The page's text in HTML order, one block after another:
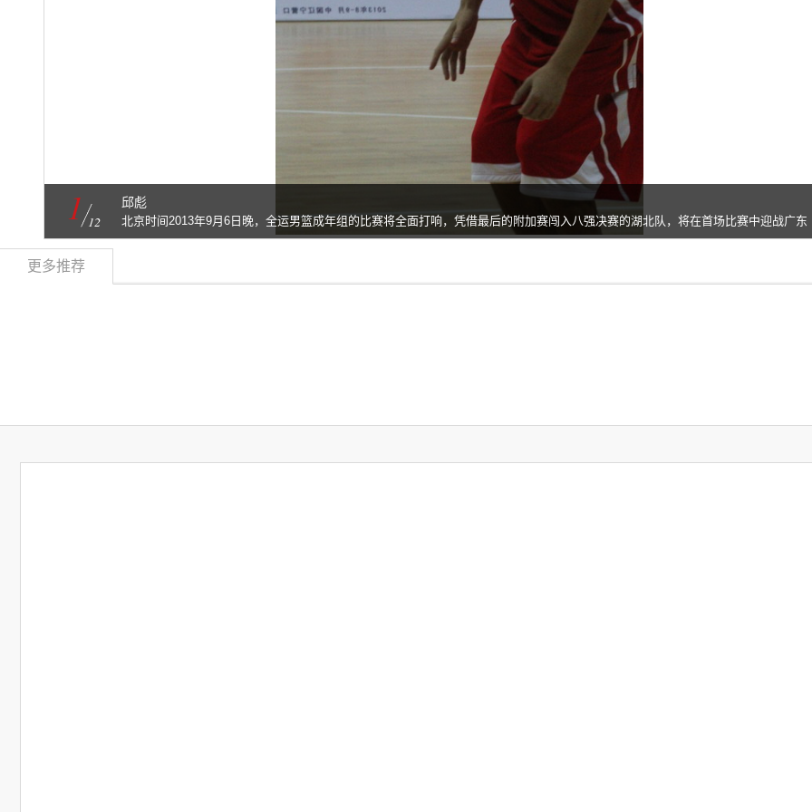
1 12
邱彪
北京时间2013年9月6日晚，全运男篮成年组的比赛将全面打响，凭借最后的附加赛闯入八强决赛的湖北队，将在首场比赛中迎战广东
队。以东莞新世纪队为班底的湖北队，在进入八强之后，实际上已经完成了本届全运会的目标，首场比赛开始前，湖北队主帅王建军
更多推荐